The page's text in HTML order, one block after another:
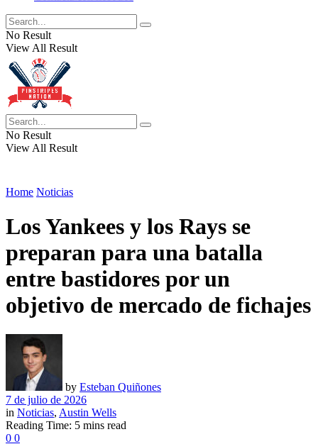
No Result
View All Result
No Result
View All Result
Home Noticias
Los Yankees y los Rays se
preparan para una batalla
entre bastidores por un
objetivo de mercado de fichajes
by Esteban Quiñones
7 de julio de 2026
in Noticias, Austin Wells
Reading Time: 5 mins read
0 0